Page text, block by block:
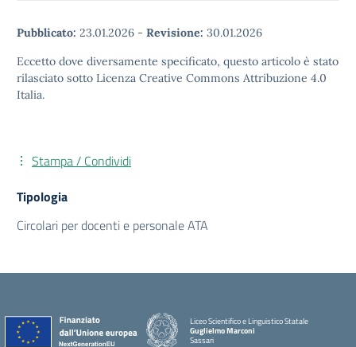
Pubblicato: 23.01.2026 - Revisione: 30.01.2026
Eccetto dove diversamente specificato, questo articolo è stato
rilasciato sotto Licenza Creative Commons Attribuzione 4.0
Italia.
Stampa / Condividi
Tipologia
Circolari per docenti e personale ATA
Liceo Scientifico e Linguistico Statale
Guglielmo Marconi
Sassari